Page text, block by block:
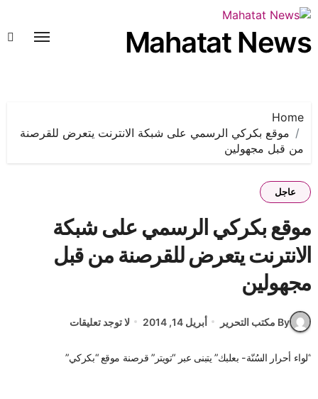
التجاوز
إلى
المحتوى
Mahatat News
Home
موقع بكركي الرسمي على شبكة الانترنت يتعرض للقرصنة
من قبل مجهولين
عاجل
موقع بكركي الرسمي على شبكة
الانترنت يتعرض للقرصنة من قبل
مجهولين
By مكتب التحرير أبريل 14, 2014 لا توجد تعليقات
“لواء أحرار السُنّة- بعلبك” يتبنى عبر “تويتر” قرصنة موقع “بكركي”